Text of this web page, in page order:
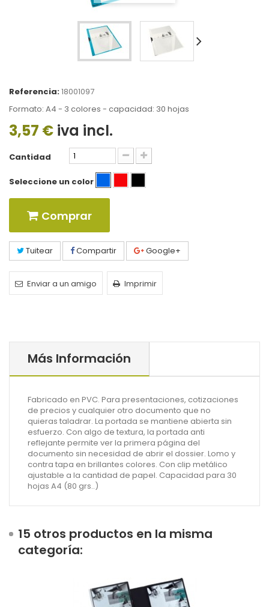
Referencia:18001097
Formato: A4 - 3 colores - capacidad: 30 hojas
3,57 € iva incl.
Cantidad
Seleccione un color
Comprar
Tuitear Compartir Google+
Enviar a un amigo Imprimir
Más Información
Fabricado en PVC. Para presentaciones, cotizaciones
de precios y cualquier otro documento que no
quieras taladrar. La portada se mantiene abierta sin
esfuerzo. Con algo de textura, la portada anti
reflejante permite ver la primera página del
documento sin necesidad de abrir el dossier. Lomo y
contra tapa en brillantes colores. Con clip metálico
ajustable a la cantidad de papel. Capacidad para 30
hojas A4 (80 grs..)
15 otros productos en la misma
categoría: